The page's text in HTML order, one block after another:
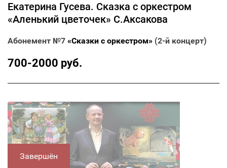
Екатерина Гусева. Сказка с оркестром
«Аленький цветочек» С.Аксакова
Абонемент №7 «Сказки с оркестром» (2-й концерт)
700-2000 руб.
Завершён